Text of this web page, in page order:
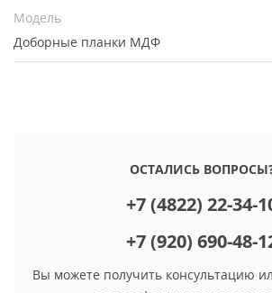
Модель
Доборные планки МДФ
ОСТАЛИСЬ
+7 (4822) 22-34-
+7 (920) 690-48-
Вы можете получить консультацию